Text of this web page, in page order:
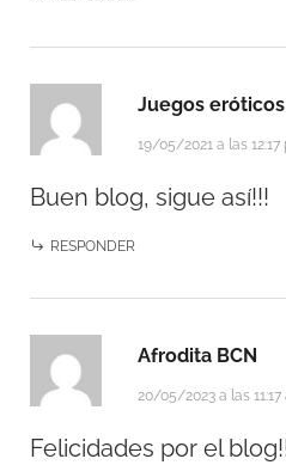
Juegos
19/05/2021 a las 12:17
Buen blog, sigue así!!!
RESPONDER
Afrodita BCN
20/05/2023 a las 11:17
Felicidades por el